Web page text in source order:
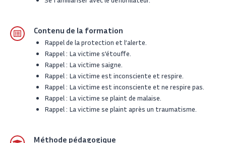
Contenu de la formation
Rappel de la protection et l’alerte.
Rappel : La victime s’étouffe.
Rappel : La victime saigne.
Rappel : La victime est inconsciente et respire.
Rappel : La victime est inconsciente et ne respire pas.
Rappel : La victime se plaint de malaise.
Rappel : La victime se plaint après un traumatisme.
Méthode pédagogique